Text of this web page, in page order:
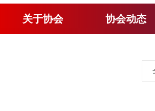
关于协会 协会动态